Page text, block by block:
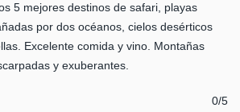
5 mejores destinos de safari, playas
por dos océanos, cielos desérticos
Excelente comida y vino. Montañas
y exuberantes.
0/5